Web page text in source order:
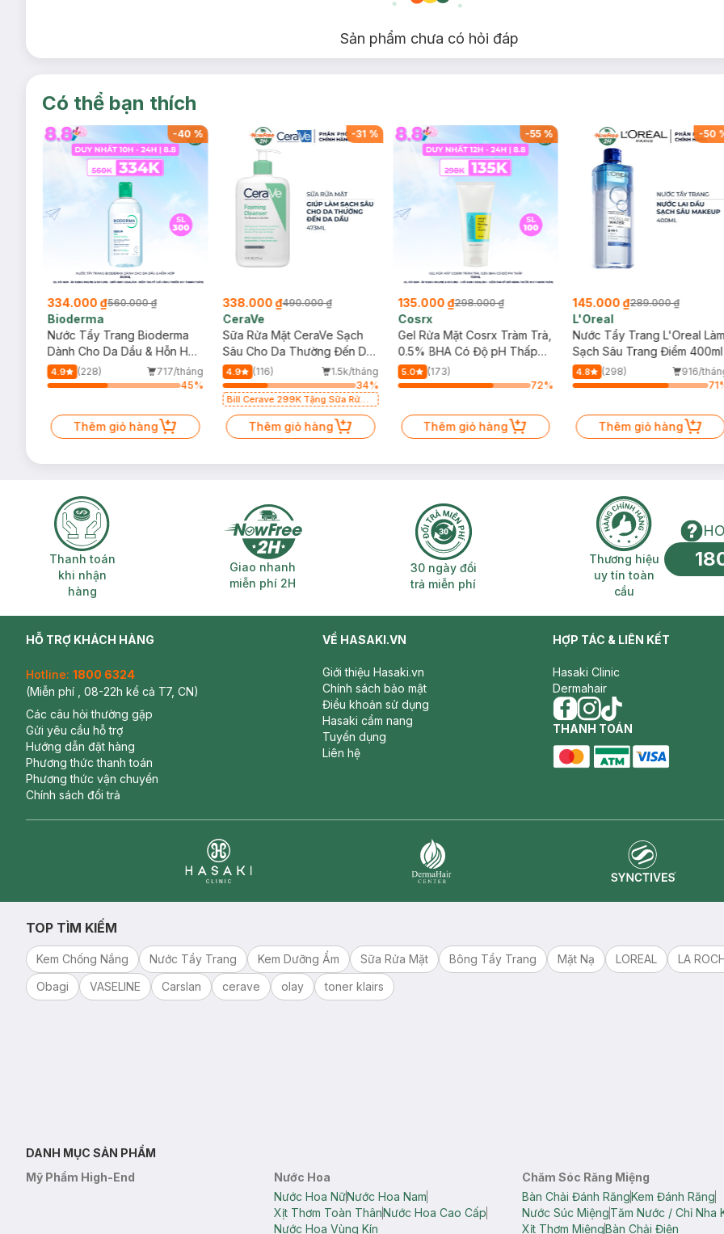
Sản phẩm chưa có hỏi đáp
Có thể bạn thích
-40 %
334.000 ₫560.000 ₫
Bioderma
Nước Tẩy Trang Bioderma
Dành Cho Da Dầu & Hỗn Hợp
500ml
4.9 (228)
717/tháng
45%
Thêm giỏ hàng
-31 %
338.000 ₫490.000 ₫
CeraVe
Sữa Rửa Mặt CeraVe Sạch
Sâu Cho Da Thường Đến Da
Dầu 473ml
4.9 (116)
1.5k/tháng
34%
Bill Cerave 299K Tặng Sữa Rửa
Mặt Cerave 30ml (SL có hạn)
Thêm giỏ hàng
-55%
135.000 ₫298.000 ₫
Cosrx
Gel Rửa Mặt Cosrx Tràm Trà,
0.5% BHA Có Độ pH Thấp
150ml
5.0
(173)
72%
Thêm giỏ hàng
-50
145.000 ₫289.000 ₫
L'Oreal
Nước Tẩy Trang L'Oreal Làm
Sạch Sâu Trang Điểm 400ml
4.8 (298)
916/
71
Thêm giỏ hàng
Thanh toán khi nhận hàng
Thanh toán
khi nhận
hàng
Giao nhanh miễn phí 2H
Giao nhanh
miễn phí 2H
30 ngày đổi trả miễn phí
30 ngày đổi
trả miễn phí
Thương hiệu uy
Thương hiệu
uy tín toàn
cầu
HỖ TRỢ KHÁCH HÀNG
Hotline: 1800 6324
(Miễn phí , 08-22h kể cả T7, CN)
Các câu hỏi thường gặp
Gửi yêu cầu hỗ trợ
Hướng dẫn đặt hàng
Phương thức thanh toán
Phương thức vận chuyển
Chính sách đổi trả
VỀ HASAKI.VN
Giới thiệu Hasaki.vn
Chính sách bảo mật
Điều khoản sử dụng
Hasaki cẩm nang
Tuyển dụng
Liên hệ
HỢP TÁC & LIÊN KẾT
Hasaki Clinic
Dermahair
facebook
instagram
tiktok
THANH TOÁN
TOP TÌM KIẾM
Kem Chống Nắng Nước Tẩy Trang Kem Dưỡng Ẩm Sữa Rửa Mặt Bông Tẩy Trang Mặt Nạ LOREAL LA
Obagi
VASELINE Carslan cerave olay toner klairs
DANH MỤC SẢN PHẨM
Mỹ Phẩm High-End
Nước Hoa
Nước Hoa NữNước Hoa Nam
Xịt Thơm Toàn ThânNước Hoa Cao Cấp
Nước Hoa Vùng Kín
Chăm Sóc Răng Miệng
Bàn Chải Đánh RăngKem Đánh Răng
Nước Súc MiệngTăm Nước / Chỉ Nha
Xịt Thơm MiệngBàn Chải Điện